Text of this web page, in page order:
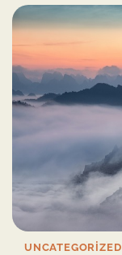
UNCATEGORIZED